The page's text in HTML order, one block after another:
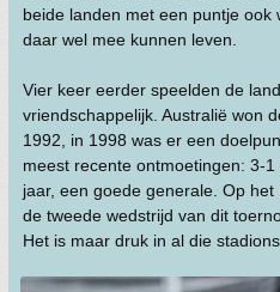
beide landen met een puntje ook
daar wel mee kunnen leven.
Vier keer eerder speelden de
vriendschappelijk. Australië won
1992, in 1998 was er een
meest recente ontmoetingen: 3-
jaar, een goede generale. Op
de tweede wedstrijd van dit
Het is maar druk in al die stadions.